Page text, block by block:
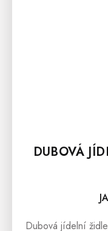
DUBOVÁ
Dubová jídelní